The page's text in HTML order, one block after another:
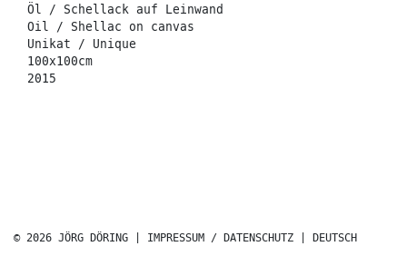
Öl / Schellack auf Leinwand
Oil / Shellac on canvas
Unikat / Unique
100x100cm
2015
© 2026 JÖRG DÖRING | IMPRESSUM / DATENSCHUTZ DEUTSCH